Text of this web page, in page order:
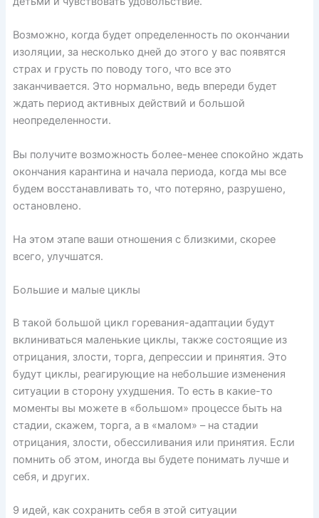
Возможно, когда будет определенность по окончании
изоляции, за несколько дней до этого у вас появятся
страх и грусть по поводу того, что все это
заканчивается. Это нормально, ведь впереди будет
ждать период активных действий и большой
неопределенности.
Вы получите возможность более-менее спокойно ждать
окончания карантина и начала периода, когда мы все
будем восстанавливать то, что потеряно, разрушено,
остановлено.
На этом этапе ваши отношения с близкими, скорее
всего, улучшатся.
Большие и малые циклы
В такой большой цикл горевания-адаптации будут
вклиниваться маленькие циклы, также состоящие из
отрицания, злости, торга, депрессии и принятия. Это
будут циклы, реагирующие на небольшие изменения
ситуации в сторону ухудшения. То есть в какие-то
моменты вы можете в «большом» процессе быть на
стадии, скажем, торга, а в «малом» – на стадии
отрицания, злости, обессиливания или принятия. Если
помнить об этом, иногда вы будете понимать лучше и
себя, и других.
9 идей, как сохранить себя в этой ситуации